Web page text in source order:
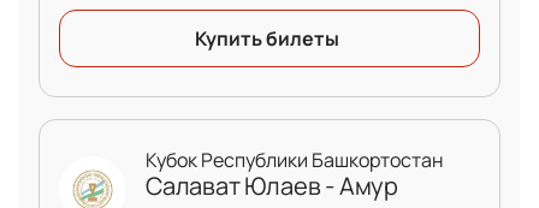
телефону через службу поддержки
Точная стоимость билетов указана при
Купить билеты
Кубок Республики Башкортостан
Салават Юлаев - Амур